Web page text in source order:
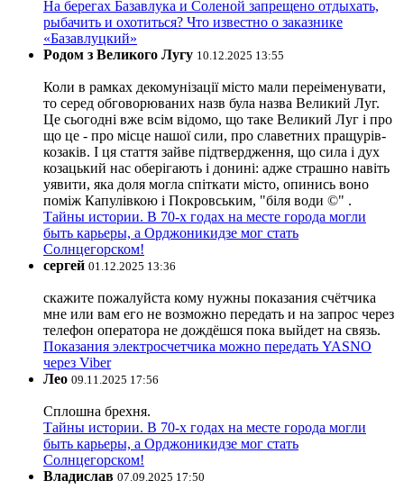
На берегах Базавлука и Соленой запрещено отдыхать,
рыбачить и охотиться? Что известно о заказнике
«Базавлуцкий»
Родом з Великого Лугу 10.12.2025 13:55
Коли в рамках декомунізації місто мали переіменувати,
то серед обговорюваних назв була назва Великий Луг.
Це сьогодні вже всім відомо, що таке Великий Луг і про
що це - про місце нашої сили, про славетних пращурів-
козаків. І ця стаття зайве підтвердження, що сила і дух
козацький нас оберігають і донині: адже страшно навіть
уявити, яка доля могла спіткати місто, опинись воно
поміж Капулівкою і Покровським, "біля води ©" .
Тайны истории. В 70-х годах на месте города могли
быть карьеры, а Орджоникидзе мог стать
Солнцегорском!
сергей 01.12.2025 13:36
скажите пожалуйста кому нужны показания счётчика
мне или вам его не возможно передать и на запрос через
телефон оператора не дождёшся пока выйдет на связь.
Показания электросчетчика можно передать YASNO
через Viber
Лео 09.11.2025 17:56
Сплошна брехня.
Тайны истории. В 70-х годах на месте города могли
быть карьеры, а Орджоникидзе мог стать
Солнцегорском!
Владислав 07.09.2025 17:50